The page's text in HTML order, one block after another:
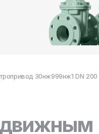
30нж999нж1 DN